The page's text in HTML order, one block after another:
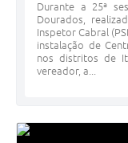
Durante a 25ª
Dourados,
Inspetor Cabral
instalação de
nos distritos de
vereador, a...